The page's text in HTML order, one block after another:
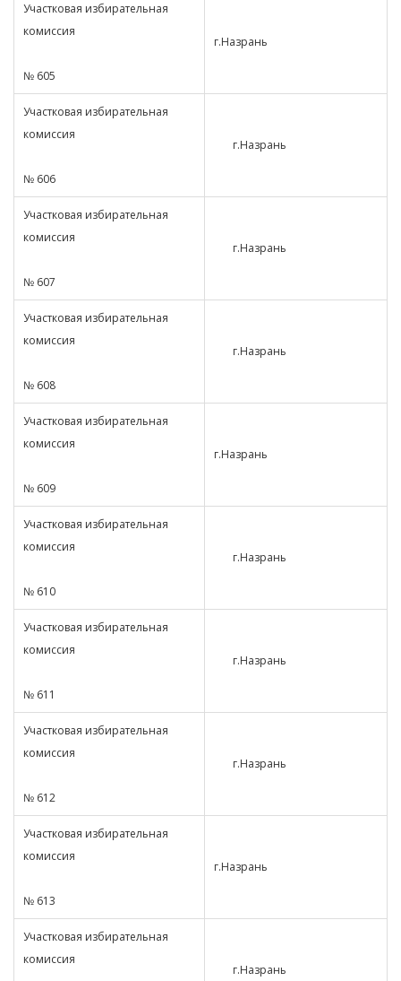
Участковая избирательная
комиссия
№ 605
г.Назрань
Участковая избирательная
комиссия
№ 606
г.Назрань
Участковая избирательная
комиссия
№ 607
г.Назрань
Участковая избирательная
комиссия
№ 608
г.Назрань
Участковая избирательная
комиссия
№ 609
г.Назрань
Участковая избирательная
комиссия
№ 610
г.Назрань
Участковая избирательная
комиссия
№ 611
г.Назрань
Участковая избирательная
комиссия
№ 612
г.Назрань
Участковая избирательная
комиссия
№ 613
г.Назрань
Участковая избирательная
комиссия
г.Назрань